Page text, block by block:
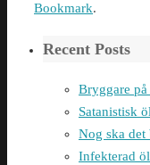
Bookmark.
Recent Posts
Bryggare
Satanistisk
Nog ska
Infekterad